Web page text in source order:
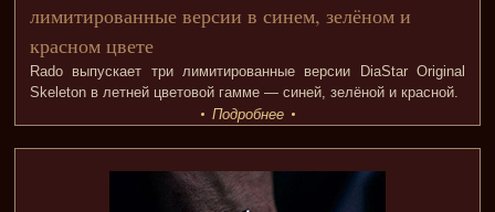
лимитированные версии в синем, зелёном и
красном цвете
Rado выпускает три лимитированные версии DiaStar Original
Skeleton в летней цветовой гамме — синей, зелёной и красной.
Подробнее